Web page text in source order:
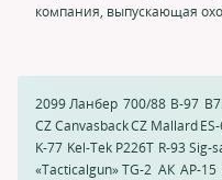
компания, выпускающая
2099 Ланбер 700/88 B-97
CZ CanvasbackCZ Mallard
K-77 Kel-Tek P226T R-93 Sig-
«Tacticalgun» TG-2 АК АР-15